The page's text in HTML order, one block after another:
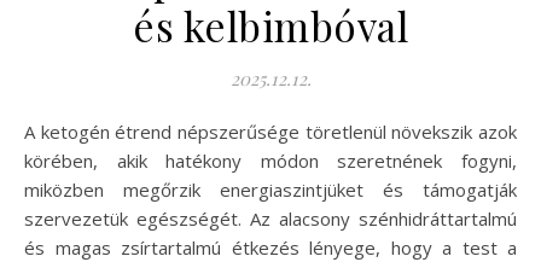
és kelbimbóval
2025.12.12.
A ketogén étrend népszerűsége töretlenül növekszik azok
körében, akik hatékony módon szeretnének fogyni,
miközben megőrzik energiaszintjüket és támogatják
szervezetük egészségét. Az alacsony szénhidráttartalmú
és magas zsírtartalmú étkezés lényege, hogy a test a